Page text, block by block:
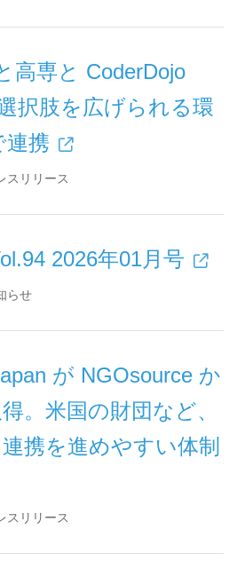
高専と CoderDojo
択肢を広げられる環
連携
スリリース
2026年01月号
らせ
が NGOsource か
。米国の財団など、
携を進めやすい体制
スリリース